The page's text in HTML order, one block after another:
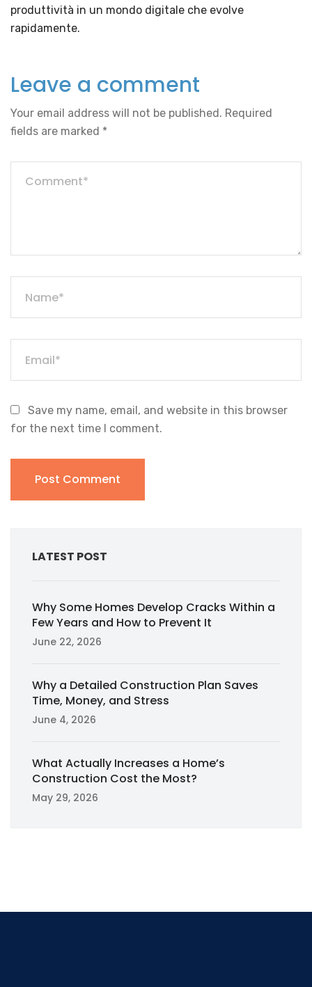
produttività in un mondo digitale che evolve
rapidamente.
Leave a comment
Your email address will not be published. Required
fields are marked *
Save my name, email, and website in this browser
for the next time I comment.
LATEST POST
Why Some Homes Develop Cracks Within a
Few Years and How to Prevent It
June 22, 2026
Why a Detailed Construction Plan Saves
Time, Money, and Stress
June 4, 2026
What Actually Increases a Home’s
Construction Cost the Most?
May 29, 2026